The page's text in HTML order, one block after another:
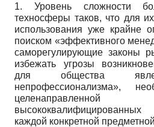
1. Уровень сложности
техносферы таков, что для
использования уже крайне
поиском «эффективного
саморегулирующие законы
избежать угрозы
для общества
непрофессионализма»,
каждой конкретной